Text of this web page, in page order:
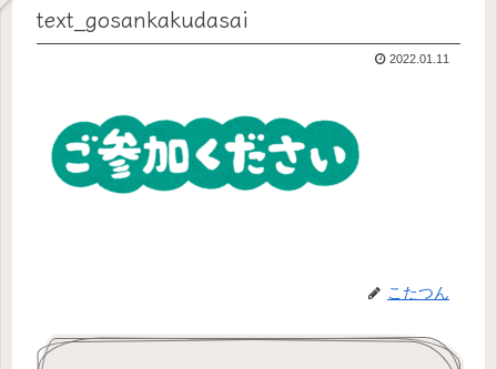
text_gosankakudasai
2022.01.11
こたつん